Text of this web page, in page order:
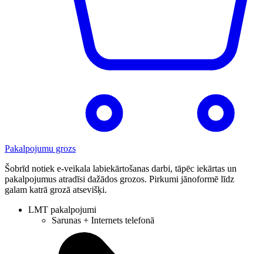
Pakalpojumu grozs
Šobrīd notiek e-veikala labiekārtošanas darbi, tāpēc iekārtas un
pakalpojumus atradīsi dažādos grozos. Pirkumi jānoformē līdz
galam katrā grozā atsevišķi.
LMT pakalpojumi
Sarunas + Internets telefonā